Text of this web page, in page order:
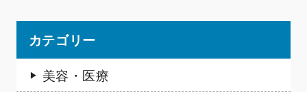
カテゴリー
美容・医療